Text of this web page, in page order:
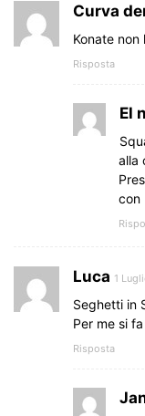
Curva
Konate non
Risposta
El
alla
con
Luca 1
Seghetti in
Per me si
Risposta